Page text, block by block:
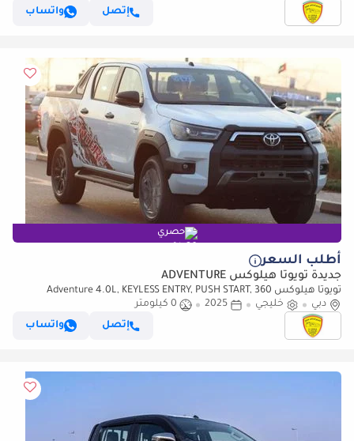
إتصل
واتساب
حصري
أطلب السعر
جديدة تويوتا هيلوكس ADVENTURE
تويوتا هيلوكس Adventure 4.0L, KEYLESS ENTRY, PUSH START, 360
CAMERA, MODEL 2025
دبي خليجي 2025
0 كيلومتر
إتصل
واتساب